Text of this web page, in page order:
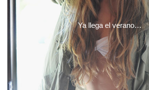
Ya llega el verano…